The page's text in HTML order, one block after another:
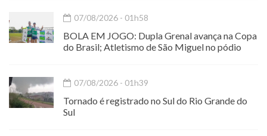
07/08/2026 - 01h58
BOLA EM JOGO: Dupla Grenal avança na Copa
do Brasil; Atletismo de São Miguel no pódio
07/08/2026 - 01h39
Tornado é registrado no Sul do Rio Grande do
Sul